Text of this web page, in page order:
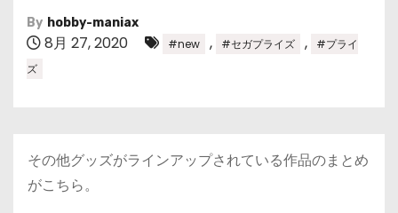
By hobby-maniax
8月 27, 2020 #new , #セガプライズ ,
#プライ
ズ
その他グッズがラインアップされている作品のまとめ
がこちら。